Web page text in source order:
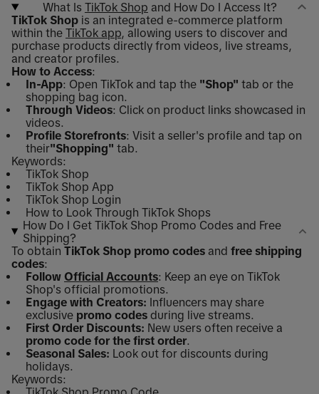
What Is TikTok Shop and How Do I Access It?
TikTok Shop is an integrated e-commerce platform
within the TikTok app, allowing users to discover and
purchase products directly from videos, live streams,
and creator profiles.
How to Access:
In-App: Open TikTok and tap the "Shop" tab or the
shopping bag icon.
Through Videos: Click on product links showcased in
videos.
Profile Storefronts: Visit a seller's profile and tap on
their"Shopping" tab.
Keywords:
TikTok Shop
TikTok Shop App
TikTok Shop Login
How to Look Through TikTok Shops
How Do I Get TikTok Shop Promo Codes and Free
Shipping?
To obtain TikTok Shop promo codes and free shipping
codes:
Follow Official Accounts: Keep an eye on TikTok
Shop's official promotions.
Engage with Creators: Influencers may share
exclusive promo codes during live streams.
First Order Discounts: New users often receive a
promo code for the first order.
Seasonal Sales: Look out for discounts during
holidays.
Keywords: